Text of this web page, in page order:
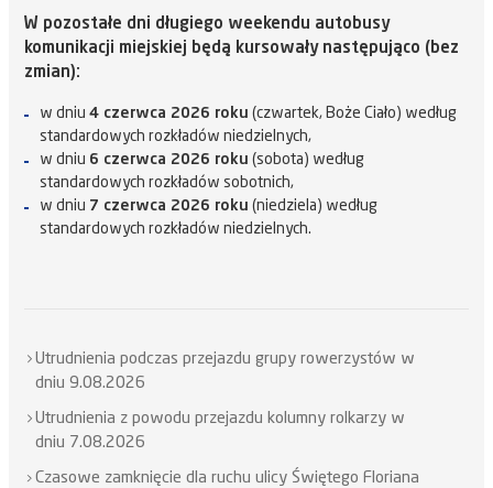
W pozostałe dni długiego weekendu autobusy
komunikacji miejskiej będą kursowały następująco (bez
zmian):
w dniu4 czerwca 2026 roku (czwartek, Boże Ciało) według
standardowych rozkładów niedzielnych,
w dniu 6 czerwca 2026 roku (sobota) według
standardowych rozkładów sobotnich,
w dniu 7 czerwca 2026 roku (niedziela) według
standardowych rozkładów niedzielnych.
Utrudnienia podczas przejazdu grupy rowerzystów w
dniu 9.08.2026
Utrudnienia z powodu przejazdu kolumny rolkarzy w
dniu 7.08.2026
Czasowe zamknięcie dla ruchu ulicy Świętego Floriana